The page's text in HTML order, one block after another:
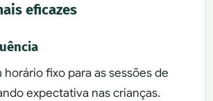
eficazes
horário fixo para as sessões de
expectativa nas crianças.